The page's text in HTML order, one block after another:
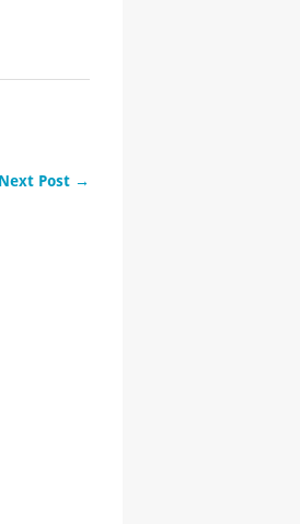
Next Post →